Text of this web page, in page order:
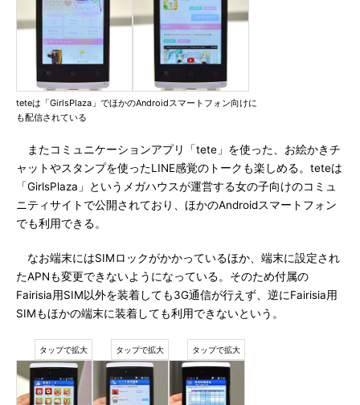
teteは「GirlsPlaza」でほかのAndroidスマートフォン向けに
も配信されている
またコミュニケーションアプリ「tete」を使った、お絵かきチ
ャットやスタンプを使ったLINE感覚のトークも楽しめる。teteは
「GirlsPlaza」というメガハウスが運営する女の子向けのコミュ
ニティサイトで公開されており、ほかのAndroidスマートフォン
でも利用できる。
なお端末にはSIMロックがかかっているほか、端末に設定され
たAPNも変更できないようになっている。そのため付属の
Fairisia用SIM以外を装着しても3G通信が行えず、逆にFairisia用
SIMもほかの端末に装着しても利用できないという。